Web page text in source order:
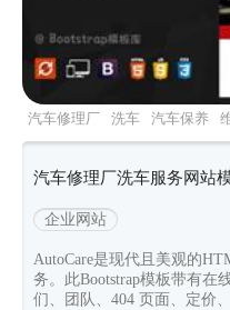
汽车修理厂 洗车 汽车保养
汽车修理厂洗车服务网站
企业网站
AutoCare是现代且美观的
务。此Bootstrap模板带有在
们、团队、404 页面、定价